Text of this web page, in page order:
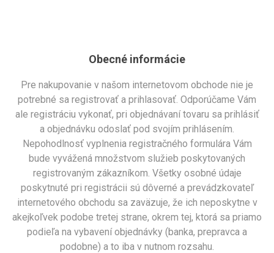
Obecné informácie
Pre nakupovanie v našom internetovom obchode nie je
potrebné sa registrovať a prihlasovať. Odporúčame Vám
ale registráciu vykonať, pri objednávaní tovaru sa prihlásiť
a objednávku odoslať pod svojím prihlásením.
Nepohodlnosť vyplnenia registračného formulára Vám
bude vyvážená množstvom služieb poskytovaných
registrovaným zákazníkom. Všetky osobné údaje
poskytnuté pri registrácii sú dôverné a prevádzkovateľ
internetového obchodu sa zaväzuje, že ich neposkytne v
akejkoľvek podobe tretej strane, okrem tej, ktorá sa priamo
podieľa na vybavení objednávky (banka, prepravca a
podobne) a to iba v nutnom rozsahu.